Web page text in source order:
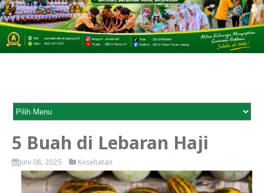
5 Buah di Lebaran Haji
Juni 08, 2025 Kesehatan